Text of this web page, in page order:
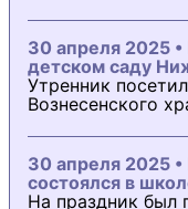
30 апреля 2025
детском саду
Утренник
Вознесенского
30 апреля 2025
состоялся в
На праздник был